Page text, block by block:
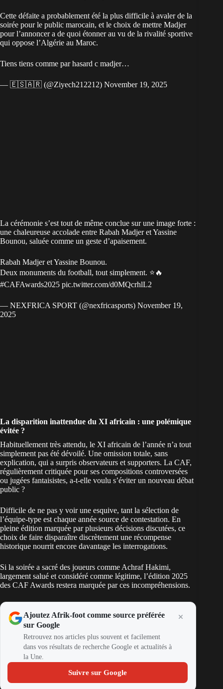
Cette défaite a probablement été la plus difficile à avaler de la
soirée pour le public marocain, et le choix de mettre Madjer
pour l’annoncer a de quoi étonner au vu de la rivalité sportive
qui oppose l’Algérie au Maroc.
Tiens tiens comme par hasard c madjer…
— 🇪🇸🇦🇷 (@Ziyech212212) November 19, 2025
La cérémonie s’est tout de même conclue sur une image forte :
une chaleureuse accolade entre Rabah Madjer et Yassine
Bounou, saluée comme un geste d’apaisement.
Rabah Madjer et Yassine Bounou.
Deux monuments du football, tout simplement. ⭐🔥
#CAFAwards2025 pic.twitter.com/d0MQcrhlL2
— NEXFRICA SPORT (@nexfricasports) November 19,
2025
La disparition inattendue du XI africain : une polémique
évitée ?
Habituellement très attendu, le XI africain de l’année n’a tout
simplement pas été dévoilé. Une omission totale, sans
explication, qui a surpris observateurs et supporters. La CAF,
régulièrement critiquée pour ses compositions controversées
ou jugées fantaisistes, a-t-elle voulu s’éviter un nouveau débat
public ?
Difficile de ne pas y voir une esquive, tant la sélection de
l’équipe-type est chaque année source de contestation. En
pleine édition marquée par plusieurs décisions discutées, ce
choix de faire disparaître discrètement une récompense
historique nourrit encore davantage les interrogations.
Si la soirée a sacré des joueurs comme Achraf Hakimi,
largement salué et considéré comme légitime, l’édition 2025
des CAF Awards restera marquée par ces incompréhensions.
Ajoutez Afrik-foot comme source préférée
sur Google
Retrouvez nos articles plus souvent et facilement
dans vos résultats de recherche Google et actualités à
la Une.
Suivre sur Google